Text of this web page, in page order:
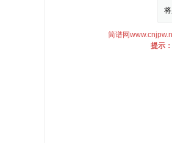
简谱网
提示：